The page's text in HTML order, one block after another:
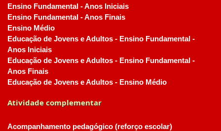
Ensino Fundamental - Anos Iniciais
Ensino Fundamental - Anos Finais
Ensino Médio
Educação de Jovens e Adultos - Ensino Fundamental -
Anos Iniciais
Educação de Jovens e Adultos - Ensino Fundamental -
Anos Finais
Educação de Jovens e Adultos - Ensino Médio
Atividade complementar
Acompanhamento pedagógico (reforço escolar)